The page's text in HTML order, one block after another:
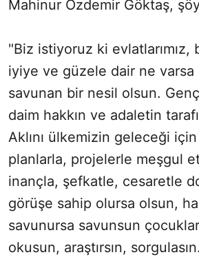
Mahinur Özdemir Göktaş,
"Biz istiyoruz ki evlatlarımız,
iyiye ve güzele dair ne varsa
savunan bir nesil olsun.
daim hakkın ve adaletin
Aklını ülkemizin geleceği için
planlarla, projelerle meşgul
inançla, şefkatle, cesaretle
görüşe sahip olursa olsun,
savunursa savunsun
okusun, araştırsın,